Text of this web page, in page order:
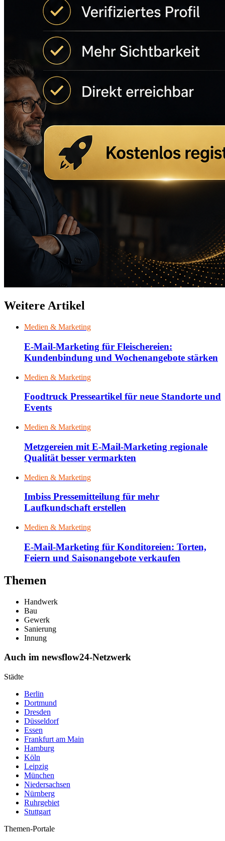
Weitere Artikel
Medien & Marketing
E-Mail-Marketing für Fleischereien:
Kundenbindung und Wochenangebote stärken
Medien & Marketing
Foodtruck Presseartikel für neue Standorte und
Events
Medien & Marketing
Metzgereien mit E-Mail-Marketing regionale
Qualität besser vermarkten
Medien & Marketing
Imbiss Pressemitteilung für mehr
Laufkundschaft erstellen
Medien & Marketing
E-Mail-Marketing für Konditoreien: Torten,
Feiern und Saisonangebote verkaufen
Themen
Handwerk
Bau
Gewerk
Sanierung
Innung
Auch im newsflow24-Netzwerk
Städte
Berlin
Dortmund
Dresden
Düsseldorf
Essen
Frankfurt am Main
Hamburg
Köln
Leipzig
München
Niedersachsen
Nürnberg
Ruhrgebiet
Stuttgart
Themen-Portale